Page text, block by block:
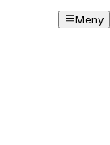
Meny